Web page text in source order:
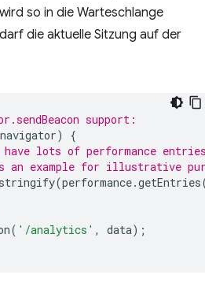
so in die Warteschlange
die aktuelle Sitzung auf der
support:
navigator)
{
lots of performance
example for illustrative
stringify(performance.getEntries
( '/analytics' , data);